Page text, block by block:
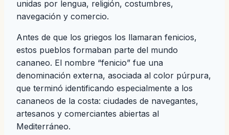
unidas por lengua, religión, costumbres,
navegación y comercio.
Antes de que los griegos los llamaran fenicios,
estos pueblos formaban parte del mundo
cananeo. El nombre “fenicio” fue una
denominación externa, asociada al color púrpura,
que terminó identificando especialmente a los
cananeos de la costa: ciudades de navegantes,
artesanos y comerciantes abiertas al
Mediterráneo.